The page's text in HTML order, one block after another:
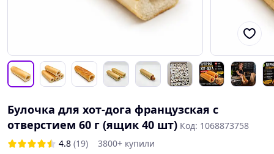
Булочка для хот-дога французская с
отверстием 60 г (ящик 40 шт) Код: 1068873758
4.8 (19)
3800+ купили